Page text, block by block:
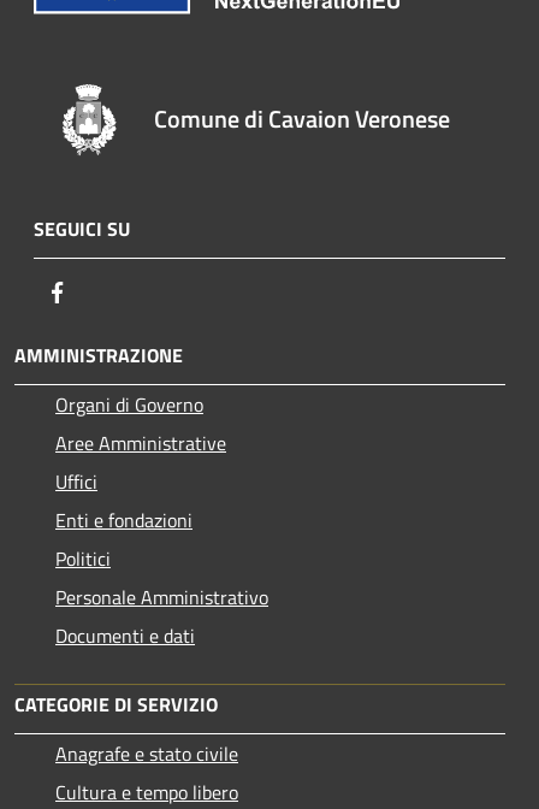
Comune di Cavaion Veronese
SEGUICI SU
AMMINISTRAZIONE
Organi di Governo
Aree Amministrative
Uffici
Enti e fondazioni
Politici
Personale Amministrativo
Documenti e dati
CATEGORIE DI SERVIZIO
Anagrafe e stato civile
Cultura e tempo libero